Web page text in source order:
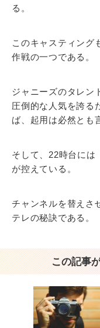
る。
このキャスティング
作戦の一つである。
ジャニーズのタレン
圧倒的な人気を誇る
ば、起用は必然とも
そして、22時台には
が控えている。
チャンネルを替えさ
テレの秘訣である。
この記事